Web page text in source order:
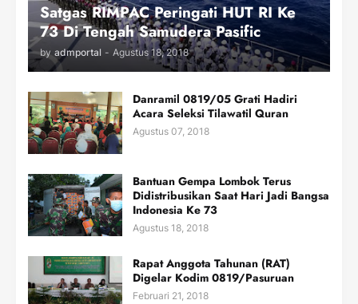
Satgas RIMPAC Peringati HUT RI Ke
73 Di Tengah Samudera Pasific
by admportal - Agustus 18, 2018
Danramil 0819/05 Grati Hadiri
Acara Seleksi Tilawatil Quran
Agustus 07, 2018
Bantuan Gempa Lombok Terus
Didistribusikan Saat Hari Jadi Bangsa
Indonesia Ke 73
Agustus 18, 2018
Rapat Anggota Tahunan (RAT)
Digelar Kodim 0819/Pasuruan
Februari 21, 2018